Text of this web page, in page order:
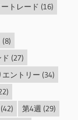
ートレード (16)
(8)
(27)
エントリー (34)
(42) 第4週 (29)